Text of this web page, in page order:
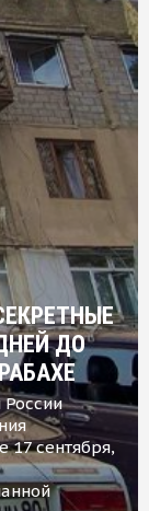
ДО
17 сентября,